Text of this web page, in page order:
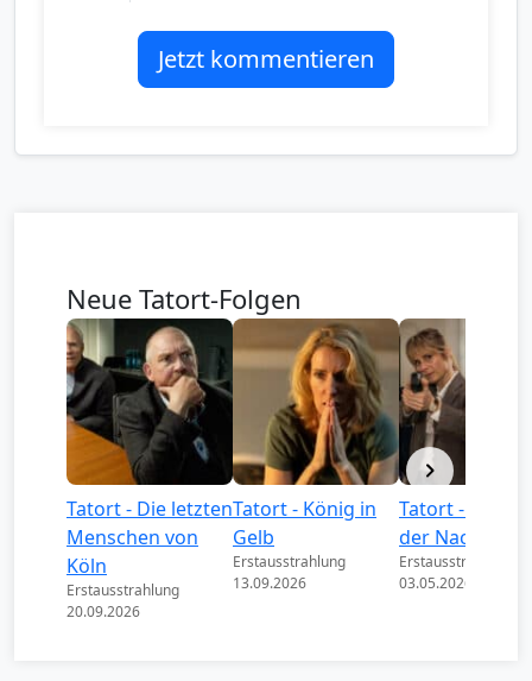
Jetzt kommentieren
Neue Tatort-Folgen
Tatort - Die letzten
Menschen von
Köln
Erstausstrahlung
20.09.2026
Tatort - König in
Gelb
Erstausstrahlung
13.09.2026
Tatort - Könige
der Nacht
Erstausstrahlung
03.05.2026